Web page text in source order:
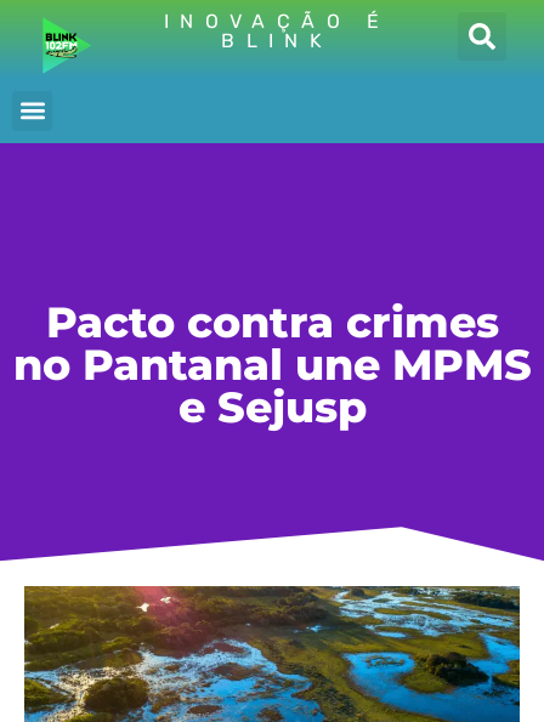
INOVAÇÃO É
BLINK
Pacto contra crimes
no Pantanal une MPMS
e Sejusp